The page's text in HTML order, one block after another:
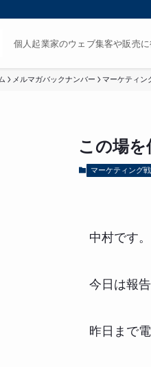
個人起業家のウェブ集客や販売
メルマガバックナンバー マーケティン
この場
マーケティング
中村です。
今日は報告
昨日まで